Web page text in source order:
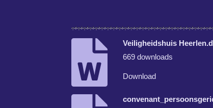
Veiligheidshuis
669 downloads
Download